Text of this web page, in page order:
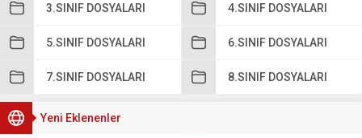
3.SINIF DOSYALARI 4.SINIF DOSYALARI
5.SINIF DOSYALARI 6.SINIF DOSYALARI
7.SINIF DOSYALARI 8.SINIF DOSYALARI
Yeni Eklenenler